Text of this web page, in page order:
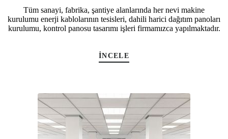
Tüm sanayi, fabrika, şantiye alanlarında her nevi makine
kurulumu enerji kablolarının tesisleri, dahili harici dağıtım panoları
kurulumu, kontrol panosu tasarımı işleri firmamızca yapılmaktadır.
İNCELE